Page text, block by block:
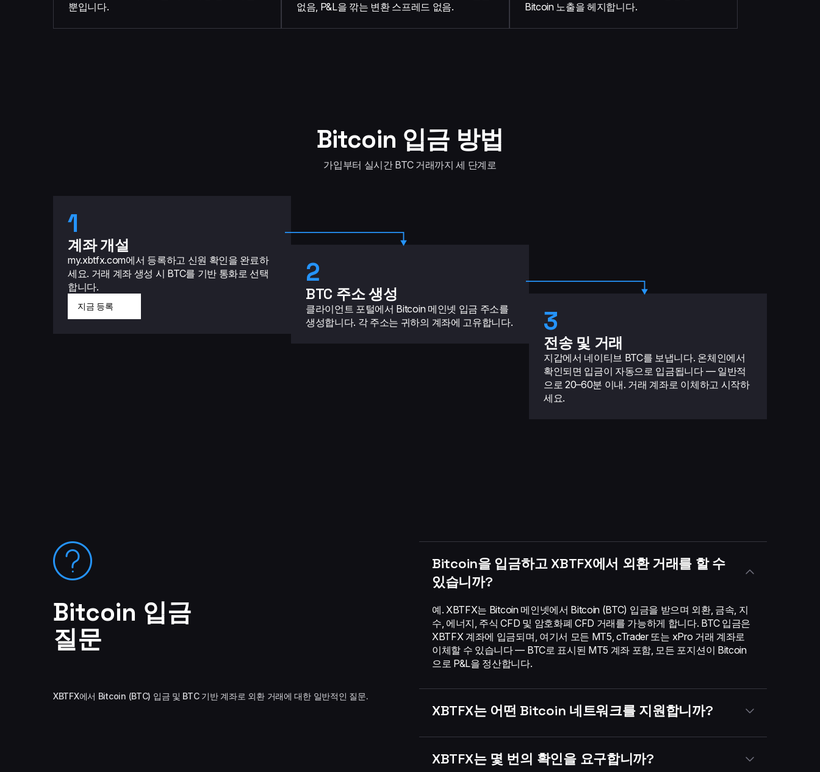
뿐입니다.
없음, P&L을 깎는 변환 스프레드 없음.
Bitcoin 노출을 헤지합니다.
Bitcoin 입금 방법
가입부터 실시간 BTC 거래까지 세 단계로
1
계좌 개설
my.xbtfx.com에서 등록하고 신원 확인을 완료하
세요. 거래 계좌 생성 시 BTC를 기반 통화로 선택
합니다.
지금 등록
2
BTC 주소 생성
클라이언트 포털에서 Bitcoin 메인넷 입금 주소를
생성합니다. 각 주소는 귀하의 계좌에 고유합니다.
3
전송 및 거래
지갑에서 네이티브 BTC를 보냅니다. 온체인에서
확인되면 입금이 자동으로 입금됩니다 — 일반적
으로 20–60분 이내. 거래 계좌로 이체하고 시작하
세요.
Bitcoin 입금
질문
XBTFX에서 Bitcoin (BTC) 입금 및 BTC 기반 계좌로 외환 거래에 대한 일반적인 질문.
Bitcoin을 입금하고 XBTFX에서 외환 거래를 할 수
있습니까?
예. XBTFX는 Bitcoin 메인넷에서 Bitcoin (BTC) 입금을 받으며 외환, 금속, 지
수, 에너지, 주식 CFD 및 암호화폐 CFD 거래를 가능하게 합니다. BTC 입금은
XBTFX 계좌에 입금되며, 여기서 모든 MT5, cTrader 또는 xPro 거래 계좌로
이체할 수 있습니다 — BTC로 표시된 MT5 계좌 포함, 모든 포지션이 Bitcoin
으로 P&L을 정산합니다.
XBTFX는 어떤 Bitcoin 네트워크를 지원합니까?
XBTFX는 몇 번의 확인을 요구합니까?